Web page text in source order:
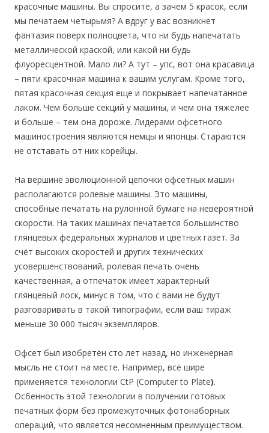
красочные машины. Вы спросите, а зачем 5 красок, если
мы печатаем четырьмя? А вдруг у вас возникнет
фантазия поверх полноцвета, что ни будь напечатать
металлической краской, или какой ни будь
флуоресцентной. Мало ли? А тут – упс, вот она красавица
– пяти красочная машина к вашим услугам. Кроме того,
пятая красочная секция еще и покрывает напечатанное
лаком. Чем больше секций у машины, и чем она тяжелее
и больше – тем она дороже. Лидерами офсетного
машиностроения являются немцы и японцы. Стараются
не отставать от них корейцы.
На вершине эволюционной цепочки офсетных машин
располагаются ролевые машины. Это машины,
способные печатать на рулонной бумаге на невероятной
скорости. На таких машинах печатается большинство
глянцевых федеральных журналов и цветных газет. За
счёт высоких скоростей и других технических
усовершенствований, ролевая печать очень
качественная, а отпечаток имеет характерный
глянцевый лоск, минус в том, что с вами не будут
разговаривать в такой типографии, если ваш тираж
меньше 30 000 тысяч экземпляров.
Офсет был изобретён сто лет назад, но инженерная
мысль не стои­т на месте. Например, всё шире
применяется технологии CtP (Computer to Plate).
Осбенность этой технологии в получении готовых
печатных форм без промежуточных фотонаборных
операций, что является несомненным преимуществом.